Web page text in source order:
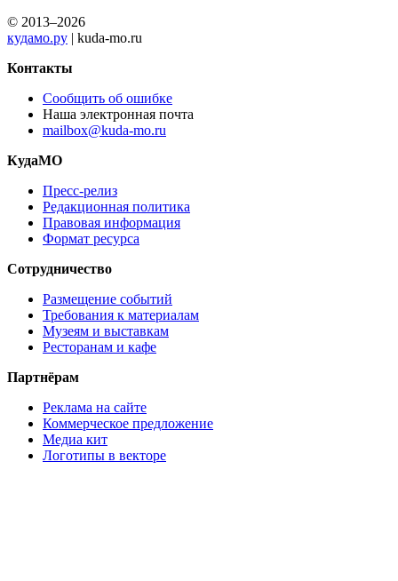
© 2013–2026
кудамо.ру | kuda-mo.ru
Контакты
Сообщить об ошибке
Наша электронная почта
mailbox@kuda-mo.ru
КудаМО
Пресс-релиз
Редакционная политика
Правовая информация
Формат ресурса
Сотрудничество
Размещение событий
Требования к материалам
Музеям и выставкам
Ресторанам и кафе
Партнёрам
Реклама на сайте
Коммерческое предложение
Медиа кит
Логотипы в векторе